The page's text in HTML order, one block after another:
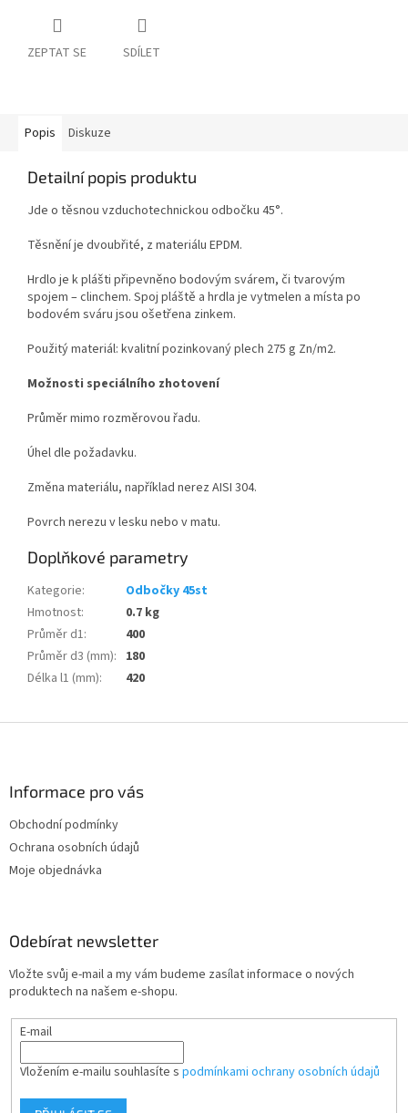
ZEPTAT SE SDÍLET
Popis Diskuze
Detailní popis produktu
Jde o těsnou vzduchotechnickou odbočku 45°.
Těsnění je dvoubřité, z materiálu EPDM.
Hrdlo je k plášti připevněno bodovým svárem, či tvarovým
spojem – clinchem. Spoj pláště a hrdla je vytmelen a místa po
bodovém sváru jsou ošetřena zinkem.
Použitý materiál: kvalitní pozinkovaný plech 275 g Zn/m2.
Možnosti speciálního zhotovení
Průměr mimo rozměrovou řadu.
Úhel dle požadavku.
Změna materiálu, například nerez AISI 304.
Povrch nerezu v lesku nebo v matu.
Doplňkové parametry
Kategorie:
Odbočky 45st
Hmotnost:
0.7 kg
Průměr d1:
400
Průměr d3 (mm): 180
Délka l1 (mm): 420
Informace pro vás
Obchodní podmínky
Ochrana osobních údajů
Moje objednávka
Odebírat newsletter
Vložte svůj e-mail a my vám budeme zasílat informace o nových
produktech na našem e-shopu.
E-mail
Vložením e-mailu souhlasíte s podmínkami ochrany osobních údajů